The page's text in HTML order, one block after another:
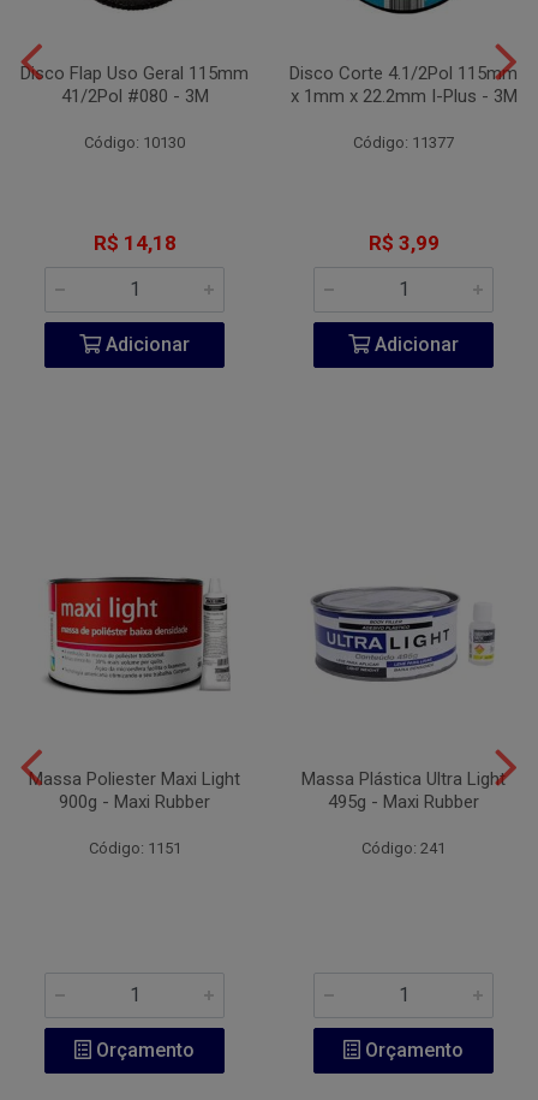
Disco Flap Uso Geral 115mm
41/2Pol #080 - 3M
Código: 10130
R$ 14,18
Adicionar
Disco Corte 4.1/2Pol 115mm
x 1mm x 22.2mm I-Plus - 3M
Código: 11377
R$ 3,99
Adicionar
Massa Poliester Maxi Light
900g - Maxi Rubber
Código: 1151
Orçamento
Massa Plástica Ultra Light
495g - Maxi Rubber
Código: 241
Orçamento